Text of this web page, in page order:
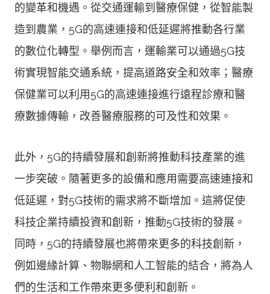
的變革和機遇。從交通運輸到醫療保健，從智能製
造到農業，5G的高速連接和低延遲將推動各行業
的數位化轉型。舉例而言，運輸業可以通過5G技
術實現智能交通系統，提高道路安全和效率；醫療
保健業可以利用5G的高速連接進行遠程診療和醫
療數據傳輸，改善醫療服務的可及性和效果。
此外，5G的持續發展和創新將推動科技產業的進
一步突破。隨著更多的設備和應用需要高速連接和
低延遲，對5G技術的需求將不斷增加。這將促使
科技企業持續投資和創新，推動5G技術的發展。
同時，5G的持續發展也將帶來更多的科技創新，
例如邊緣計算、物聯網和人工智能的結合，將為人
們的生活和工作帶來更多便利和創新。